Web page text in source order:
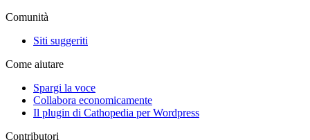
Comunità
Siti suggeriti
Come aiutare
Spargi la voce
Collabora economicamente
Il plugin di Cathopedia per Wordpress
Contributori